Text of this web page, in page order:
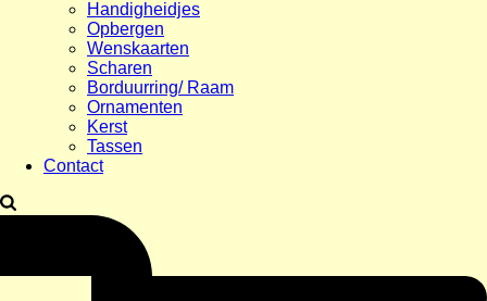
Handigheidjes
Opbergen
Wenskaarten
Scharen
Borduurring/ Raam
Ornamenten
Kerst
Tassen
Contact